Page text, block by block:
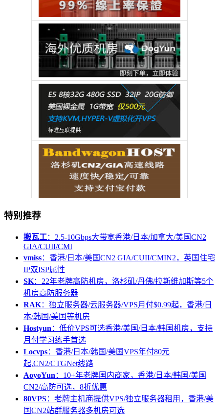
特别推荐
搬瓦工：2.5-10Gbps大带宽香港/日本/加拿大/美国CN2
GIA/CUII/CMI
vmiss：香港/日本/美国CN2 GIA/CUII/CMIN2，英国住宅
IP双ISP属性
SK：22年老牌高防机房，洛杉矶/丹佛/拉斯维加斯等5个
机房高防服务器
RAK：独立服务器/云服务器/VPS月付$0.99起，香港/日
本/韩国/美国等机房
Hostyun ：低价VPS可选香港/美国/日本/韩国机房，支持
月付学习练手首选
Locvps：香港/日本/韩国/美国VPS年付80元
起,CN2/CTGNet线路
AoyoYun ：10+年老牌国内商家，香港/日本/韩国/美国
CN2/高防可选，8折优惠
80VPS：老牌主机商提供VPS/独立服务器租用，香港/美
国CN2站群服务器多机房可选